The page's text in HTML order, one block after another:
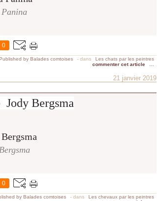
0
by Balades comtoises - dans
Les chats par les peintres
commenter cet article
21 janvier 2019
Jody Bergsma
0
by Balades comtoises - dans
Les chevaux par les peintres